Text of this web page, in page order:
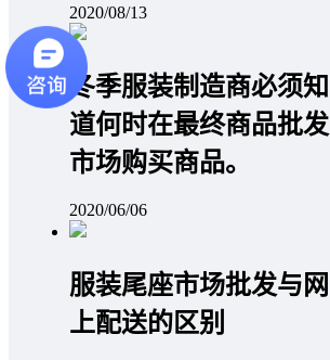
2020/08/13
冬季服装制造商必须知
道何时在最终商品批发
市场购买商品。
2020/06/06
服装尾座市场批发与网
上配送的区别